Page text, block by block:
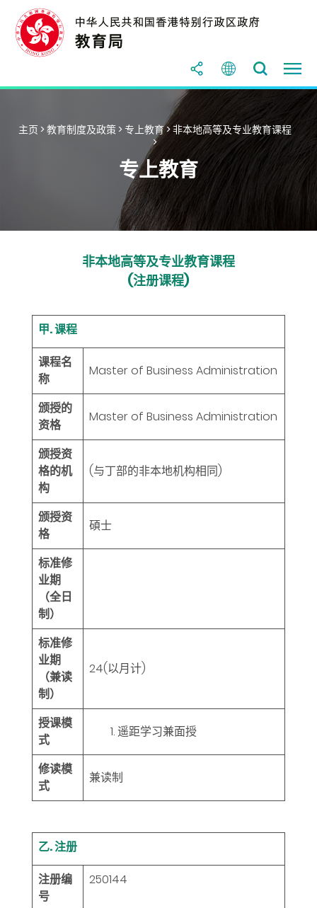
主页 >教育制度及政策 >专上教育>非本地高等及专业教育课程
>
专上教育
非本地高等及专业教育课程
(注册课程)
甲. 课程
课程名
称
Master of Business Administration
颁授的
资格
Master of Business Administration
颁授资
格的机
构
(与丁部的非本地机构相同)
颁授资
格
碩士
标准修
业期
（全日
制）
标准修
业期
（兼读
制）
24(以月计)
授课模
式
遥距学习兼面授
修读模
式
兼读制
乙. 注册
注册编
号
250144